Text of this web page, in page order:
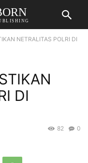
NETRALITAS POLRI DI
DI
0
82